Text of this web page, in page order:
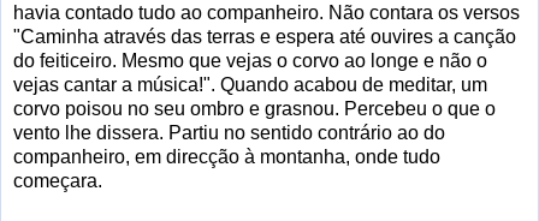
havia contado tudo ao companheiro. Não contara os versos
"Caminha através das terras e espera até ouvires a canção
do feiticeiro. Mesmo que vejas o corvo ao longe e não o
vejas cantar a música!". Quando acabou de meditar, um
corvo poisou no seu ombro e grasnou. Percebeu o que o
vento lhe dissera. Partiu no sentido contrário ao do
companheiro, em direcção à montanha, onde tudo
começara.